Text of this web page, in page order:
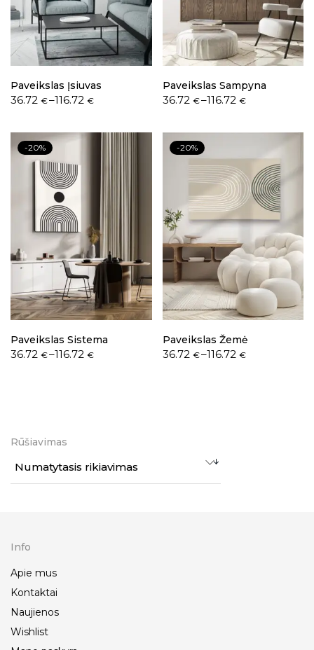
Paveikslas Įsiuvas
36.72 €–116.72€
Paveikslas Sampyna
36.72 €–116.72 €
-20%
Paveikslas Sistema
36.72 €–116.72€
-20%
Paveikslas Žemė
36.72 €–116.72 €
Rūšiavimas
Numatytasis rikiavimas
Info
Apie mus
Kontaktai
Naujienos
Wishlist